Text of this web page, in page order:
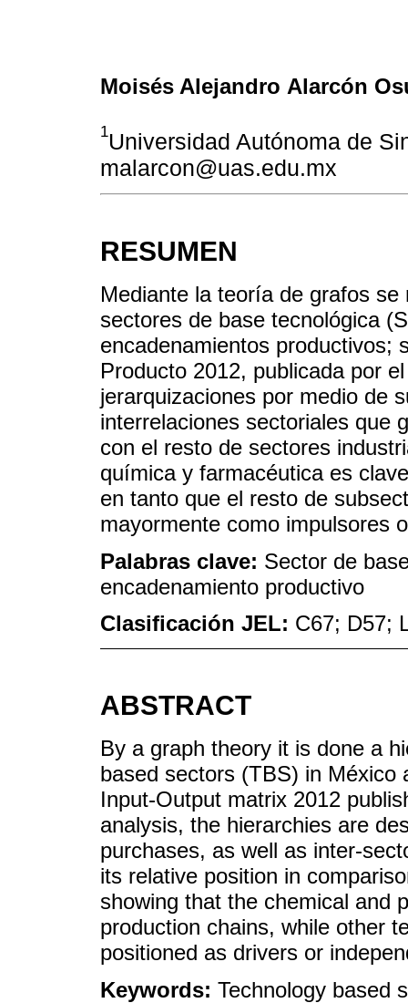
Moisés Alejandro Alarcón
1Universidad Autónoma de
malarcon@uas.edu.mx
RESUMEN
Mediante la teoría de grafos
sectores de base tecnológica
encadenamientos productivos;
Producto 2012, publicada por
jerarquizaciones por medio de
interrelaciones sectoriales que
con el resto de sectores
química y farmacéutica es
en tanto que el resto de
mayormente como impulsores
Palabras clave: Sector de
encadenamiento productivo
Clasificación JEL: C67; D57;
ABSTRACT
By a graph theory it is done a
based sectors (TBS) in México
Input-Output matrix 2012
analysis, the hierarchies are
purchases, as well as inter-
its relative position in
showing that the chemical and
production chains, while other
positioned as drivers or
Keywords: Technology based